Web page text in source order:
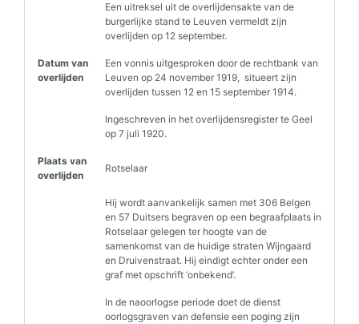
Datum van
overlijden
Een uitreksel uit de overlijdensakte van de
burgerlijke stand te Leuven vermeldt zijn
overlijden op 12 september.
Een vonnis uitgesproken door de rechtbank van
Leuven op 24 november 1919, situeert zijn
overlijden tussen 12 en 15 september 1914.
Ingeschreven in het overlijdensregister te Geel
op 7 juli 1920.
Plaats van
overlijden
Rotselaar
Hij wordt aanvankelijk samen met 306 Belgen
en 57 Duitsers begraven op een begraafplaats in
Rotselaar gelegen ter hoogte van de
samenkomst van de huidige straten Wijngaard
en Druivenstraat. Hij eindigt echter onder een
graf met opschrift ‘onbekend’.
In de naoorlogse periode doet de dienst
oorlogsgraven van defensie een poging zijn